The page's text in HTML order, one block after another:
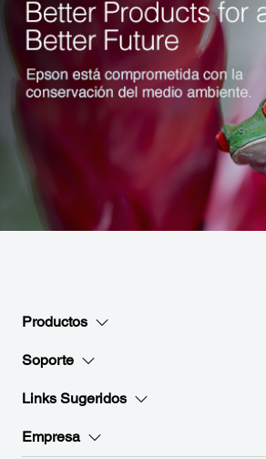
Productos
Soporte
Links Sugeridos
Empresa